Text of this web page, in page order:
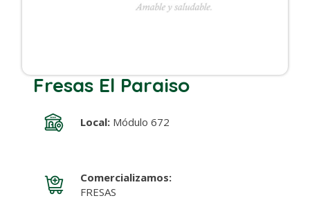
Fresas El Paraiso
Local:Módulo 672
Comercializamos:
FRESAS